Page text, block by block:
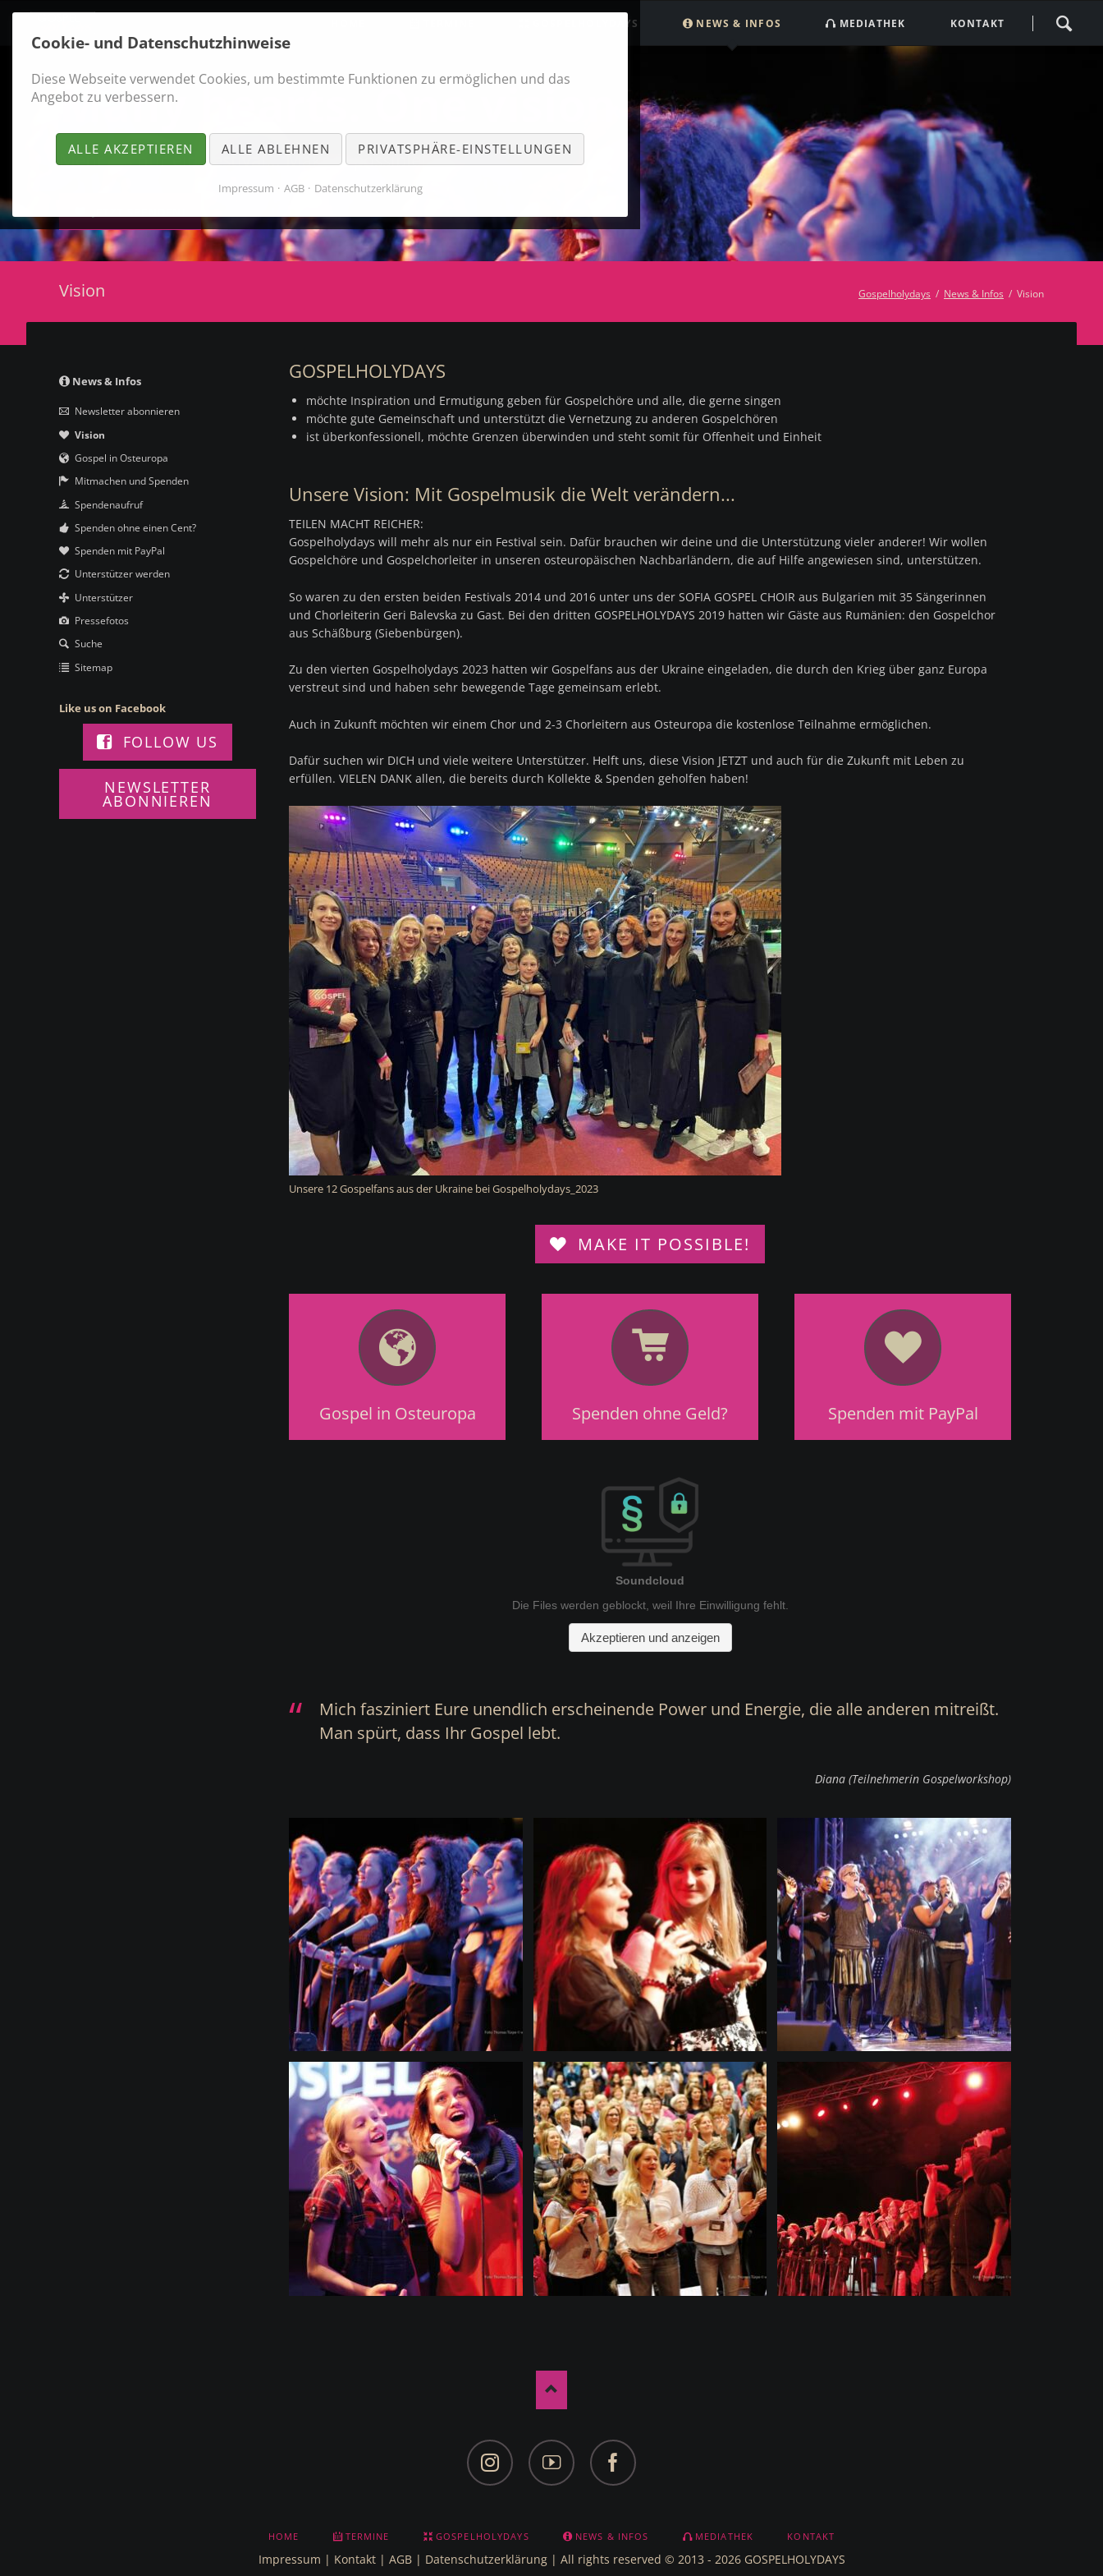
Cookie- und Datenschutzhinweise
Diese Webseite verwendet Cookies, um bestimmte Funktionen zu ermöglichen und das
Angebot zu verbessern.
ALLE AKZEPTIEREN ALLE ABLEHNEN PRIVATSPHÄRE-EINSTELLUNGEN
Impressum AGB Datenschutzerklärung
überspringen
Impulstag Singen
GOSPELHOLYDAYS
Feedbacks
NEWS & INFOS
Gospel in Osteuropa
Mitmachen und Spenden
Spendenaufruf
Spenden ohne einen Cent?
Spenden mit PayPal
Pressefotos
MEDIATHEK KONTAKT
Impressum
Datenschutzerklärung
Many hearts. One vision
Mehr als nur ein Festival... Make it possible!
Vision Gospelholydays News & Infos Vision
GOSPELHOLYDAYS
möchte Inspiration und Ermutigung geben für Gospelchöre und alle, die gerne singen
möchte gute Gemeinschaft und unterstützt die Vernetzung zu anderen Gospelchören
ist überkonfessionell, möchte Grenzen überwinden und steht somit für Offenheit und Einheit
Unsere Vision: Mit Gospelmusik die Welt verändern...
TEILEN MACHT REICHER:
Gospelholydays will mehr als nur ein Festival sein. Dafür brauchen wir deine und die Unterstützung vieler anderer! Wir wollen
Gospelchöre und Gospelchorleiter in unseren osteuropäischen Nachbarländern, die auf Hilfe angewiesen sind, unterstützen.
So waren zu den ersten beiden Festivals 2014 und 2016 unter uns der SOFIA GOSPEL CHOIR aus Bulgarien mit 35 Sängerinnen
und Chorleiterin Geri Balevska zu Gast. Bei den dritten GOSPELHOLYDAYS 2019 hatten wir Gäste aus Rumänien: den Gospelchor
aus Schäßburg (Siebenbürgen).
Zu den vierten Gospelholydays 2023 hatten wir Gospelfans aus der Ukraine eingeladen, die durch den Krieg über ganz Europa
verstreut sind und haben sehr bewegende Tage gemeinsam erlebt.
Auch in Zukunft möchten wir einem Chor und 2-3 Chorleitern aus Osteuropa die kostenlose Teilnahme ermöglichen.
Dafür suchen wir DICH und viele weitere Unterstützer. Helft uns, diese Vision JETZT und auch für die Zukunft mit Leben zu
erfüllen. VIELEN DANK allen, die bereits durch Kollekte & Spenden geholfen haben!
Unsere 12 Gospelfans aus der Ukraine bei Gospelholydays_2023
MAKE IT POSSIBLE!
Gospel in Osteuropa Spenden ohne Geld? Spenden mit PayPal
Mich fasziniert Eure unendlich erscheinende Power und Energie, die alle anderen mitreißt.
Man spürt, dass Ihr Gospel lebt.
Diana (Teilnehmerin Gospelworkshop)
Navigation
News & Infos
Newsletter abonnieren
Vision
Gospel in Osteuropa
Mitmachen und Spenden
Spendenaufruf
Spenden ohne einen Cent?
Spenden mit PayPal
Unterstützer werden
Unterstützer
Pressefotos
Suche
Sitemap
Like us on Facebook
FOLLOW US
NEWSLETTER
ABONNIEREN
ÜBERSPRINGEN
HOME TERMINE GOSPELHOLYDAYS NEWS & INFOS MEDIATHEK KONTAKT
Impressum | Kontakt| AGB| Datenschutzerklärung| All rights reserved © 2013 - 2026 GOSPELHOLYDAYS